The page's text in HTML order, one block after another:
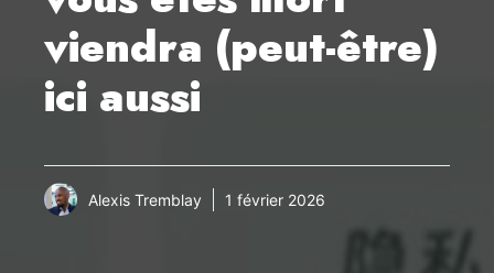
viendra (peut-être)
ici aussi
Alexis Tremblay 1 février 2026